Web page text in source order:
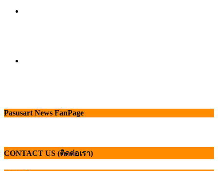
Pasusart News FanPage
CONTACT US (ติดต่อเรา)